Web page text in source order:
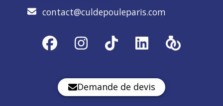
contact@culdepouleparis.com
Demande de devis